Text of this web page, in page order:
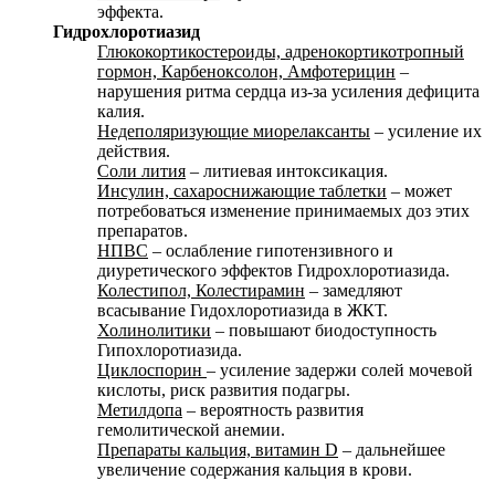
эффекта.
Гидрохлоротиазид
Глюкокортикостероиды, адренокортикотропный
гормон, Карбеноксолон, Амфотерицин –
нарушения ритма сердца из-за усиления дефицита
калия.
Недеполяризующие миорелаксанты – усиление их
действия.
Соли лития – литиевая интоксикация.
Инсулин, сахароснижающие таблетки – может
потребоваться изменение принимаемых доз этих
препаратов.
НПВС – ослабление гипотензивного и
диуретического эффектов Гидрохлоротиазида.
Колестипол, Колестирамин – замедляют
всасывание Гидохлоротиазида в ЖКТ.
Холинолитики – повышают биодоступность
Гипохлоротиазида.
Циклоспорин – усиление задержи солей мочевой
кислоты, риск развития подагры.
Метилдопа – вероятность развития
гемолитической анемии.
Препараты кальция, витамин D – дальнейшее
увеличение содержания кальция в крови.